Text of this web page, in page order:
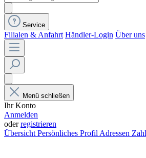
Service
Filialen & Anfahrt Händler-Login Über uns
Menü schließen
Ihr Konto
Anmelden
oderregistrieren
ÜbersichtPersönliches ProfilAdressen